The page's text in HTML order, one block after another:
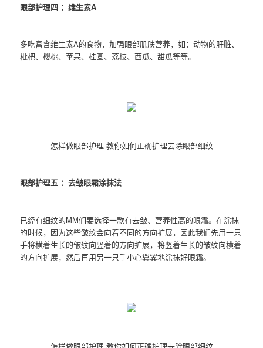
眼部护理四 ：维生素A
多吃富含维生素A的食物，加强眼部肌肤营养，如：动物的肝脏、
枇杷、樱桃、苹果、桂圆、荔枝、西瓜、甜瓜等等。
怎样做眼部护理 教你如何正确护理去除眼部细纹
眼部护理五 ：去皱眼霜涂抹法
已经有细纹的MM们要选择一款有去皱、营养性高的眼霜。在涂抹
的时候，因为这些皱纹会向着不同的方向扩展，因此我们先用一只
手将横着生长的皱纹向竖着的方向扩展，将竖着生长的皱纹向横着
的方向扩展，然后再用另一只手小心翼翼地涂抹好眼霜。